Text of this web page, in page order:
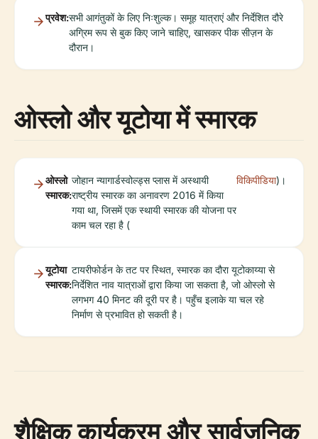
प्रवेश:सभी आगंतुकों के लिए निःशुल्क। समूह यात्राएं और निर्देशित दौरे
अग्रिम रूप से बुक किए जाने चाहिए, खासकर पीक सीज़न के
दौरान।
ओस्लो और यूटोया में स्मारक
ओस्लो
स्मारक:
जोहान न्यागार्डस्वोल्ड्स प्लास में अस्थायी
राष्ट्रीय स्मारक का अनावरण 2016 में किया
गया था, जिसमें एक स्थायी स्मारक की योजना पर
काम चल रहा है (
विकिपीडिया)।
यूटोया
स्मारक:
टायरीफोर्डन के तट पर स्थित, स्मारक का दौरा यूटोकाय्या से
निर्देशित नाव यात्राओं द्वारा किया जा सकता है, जो ओस्लो से
लगभग 40 मिनट की दूरी पर है। पहुँच इलाके या चल रहे
निर्माण से प्रभावित हो सकती है।
शैक्षिक कार्यक्रम और सार्वजनिक